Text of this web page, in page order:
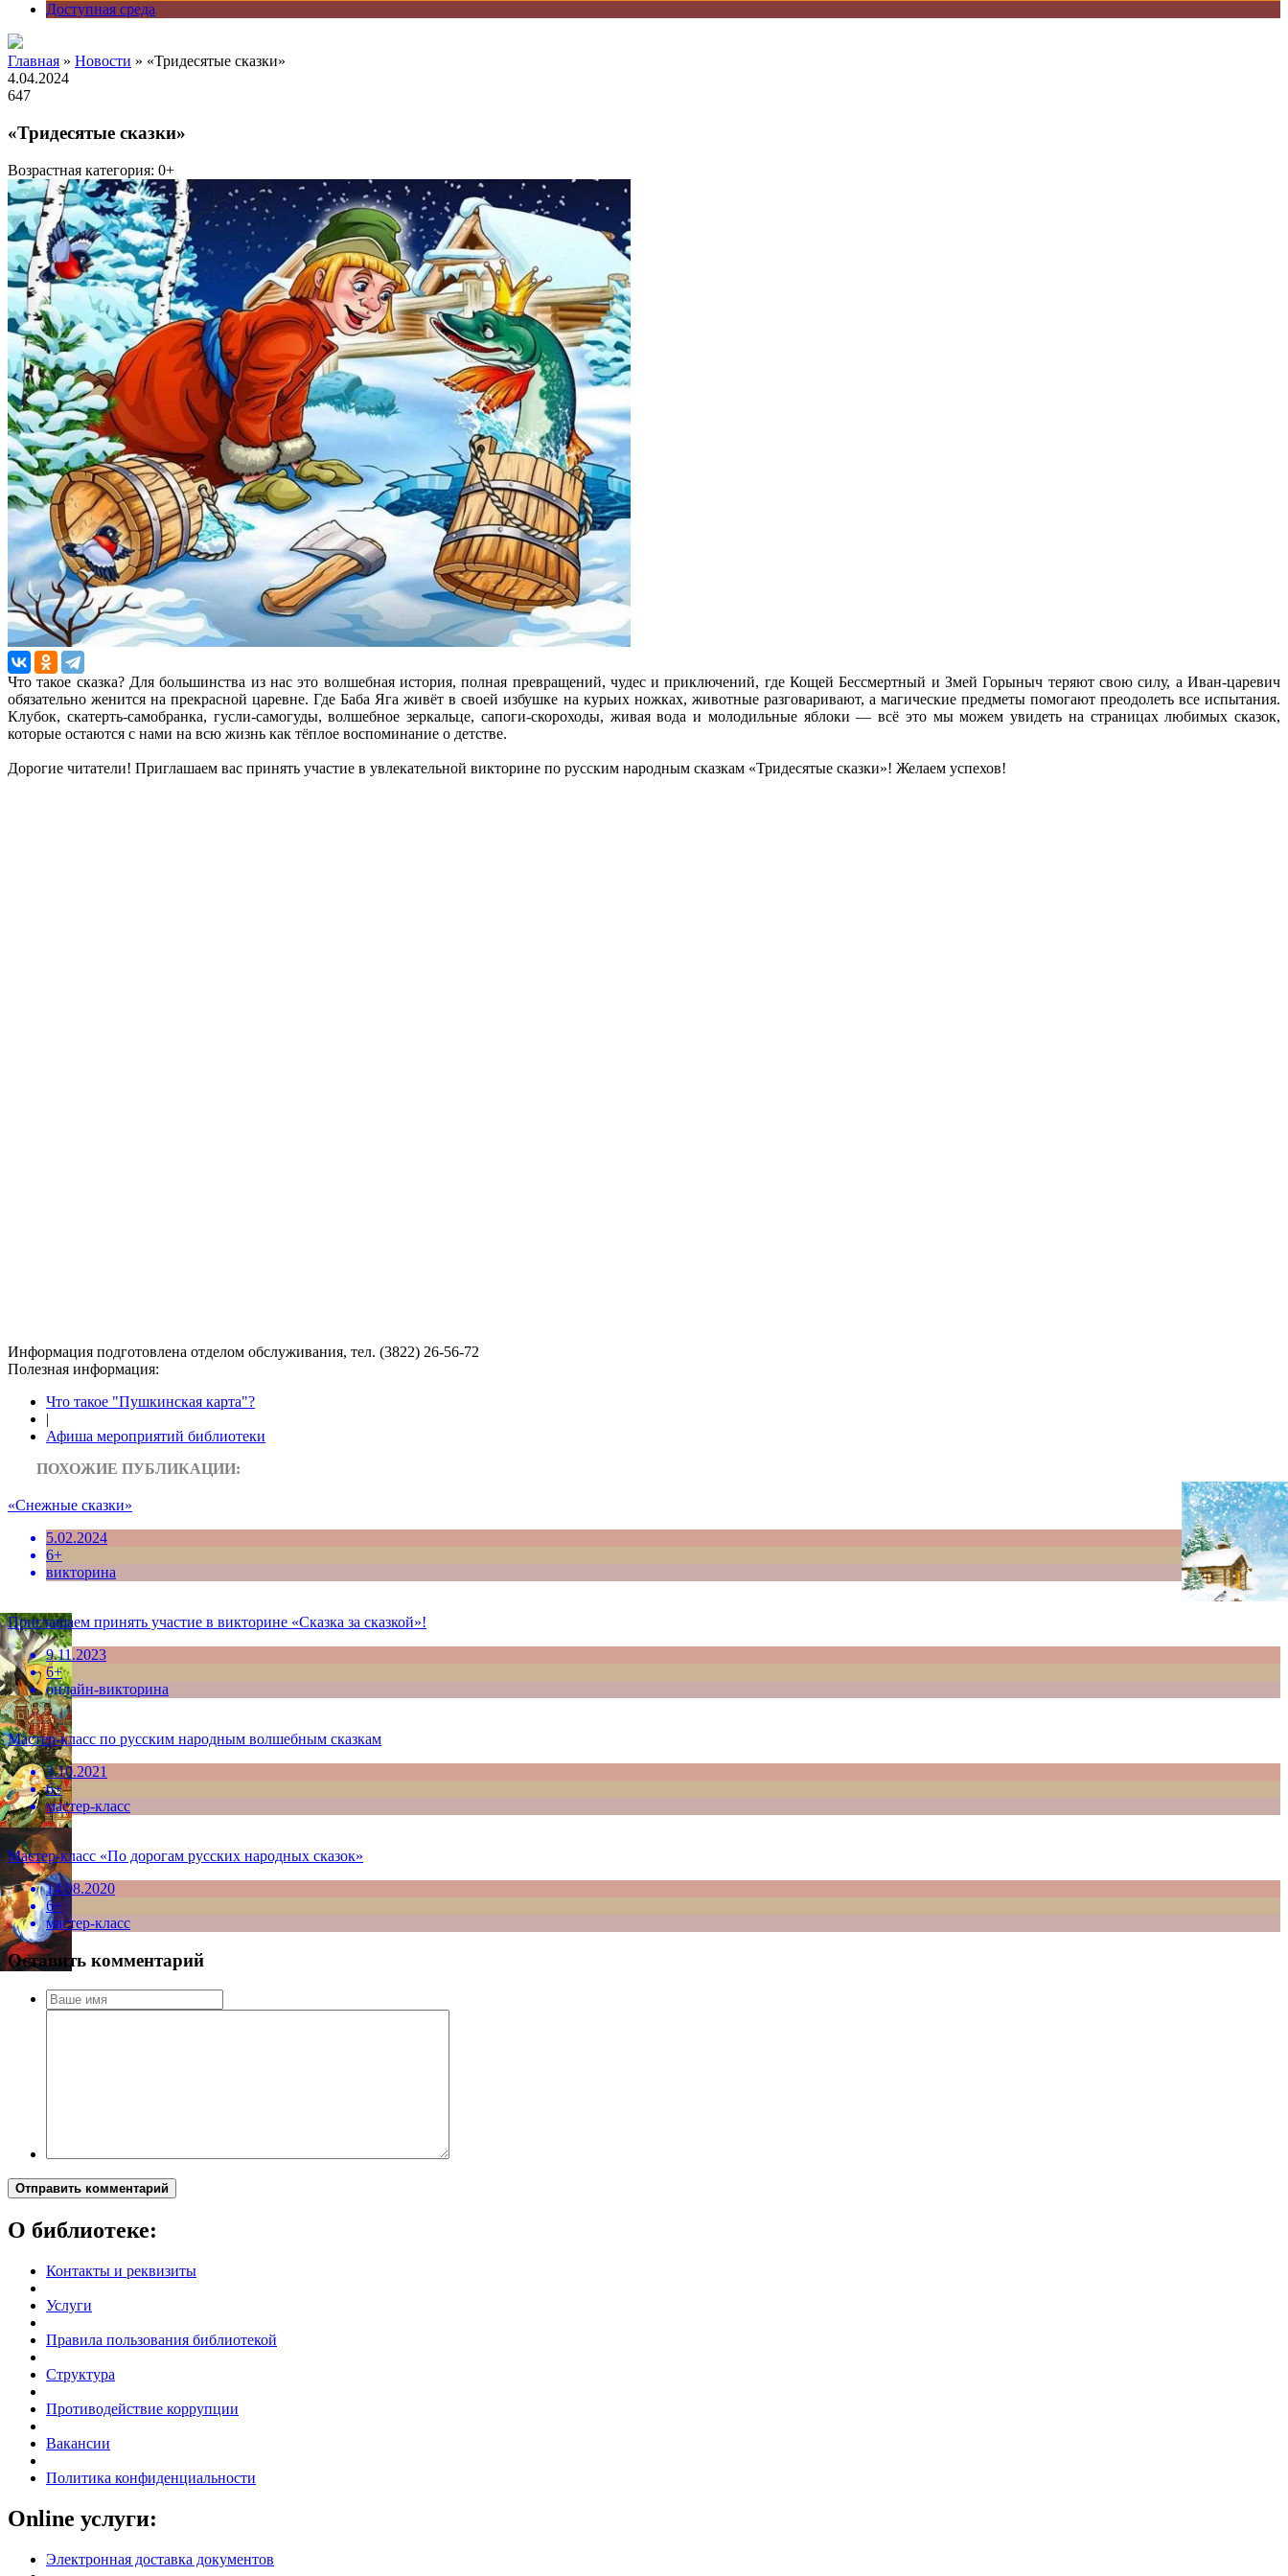
Доступная среда
Главная » Новости » «Тридесятые сказки»
4.04.2024
647
«Тридесятые сказки»
Возрастная категория: 0+
Что такое сказка? Для большинства из нас это волшебная история, полная превращений, чудес и приключений, где Кощей Бессмертный и Змей Горыныч теряют свою силу, а Иван-царевич
обязательно женится на прекрасной царевне. Где Баба Яга живёт в своей избушке на курьих ножках, животные разговаривают, а магические предметы помогают преодолеть все испытания.
Клубок, скатерть-самобранка, гусли-самогуды, волшебное зеркальце, сапоги-скороходы, живая вода и молодильные яблоки — всё это мы можем увидеть на страницах любимых сказок,
которые остаются с нами на всю жизнь как тёплое воспоминание о детстве.
Дорогие читатели! Приглашаем вас принять участие в увлекательной викторине по русским народным сказкам «Тридесятые сказки»! Желаем успехов!
Информация подготовленa отделом обслуживания, тел. (3822) 26-56-72
Полезная информация:
Что такое "Пушкинская карта"?
Афиша мероприятий библиотеки
ПОХОЖИЕ ПУБЛИКАЦИИ:
«Снежные сказки»
5.02.2024
6+
викторина
Приглашаем принять участие в викторине «Сказка за сказкой»!
9.11.2023
6+
онлайн-викторина
Мастер-класс по русским народным волшебным сказкам
3.10.2021
6+
мастер-класс
Мастер-класс «По дорогам русских народных сказок»
14.08.2020
6+
мастер-класс
Оставить комментарий
Отправить комментарий
О библиотеке:
Контакты и реквизиты
Услуги
Правила пользования библиотекой
Структура
Противодействие коррупции
Вакансии
Политика конфиденциальности
Online услуги:
Электронная доставка документов